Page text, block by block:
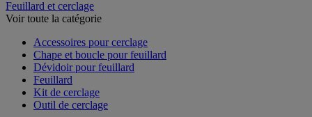
Feuillard et cerclage
Voir toute la catégorie
Accessoires pour cerclage
Chape et boucle pour feuillard
Dévidoir pour feuillard
Feuillard
Kit de cerclage
Outil de cerclage